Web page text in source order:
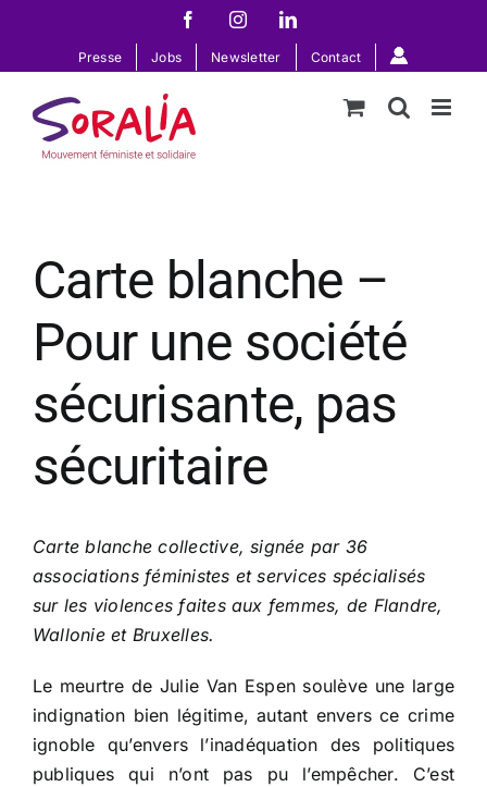
contenu
FacebookInstagramLinkedIn
Presse Jobs Newsletter Contact
Carte blanche –
Pour une société
sécurisante, pas
sécuritaire
Carte blanche collective, signée par 36
associations féministes et services spécialisés
sur les violences faites aux femmes, de Flandre,
Wallonie et Bruxelles.
Le meurtre de Julie Van Espen soulève une large
indignation bien légitime, autant envers ce crime
ignoble qu’envers l’inadéquation des politiques
publiques qui n’ont pas pu l’empêcher. C’est